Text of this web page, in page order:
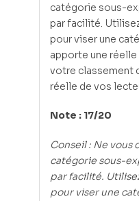
catégorie sous-
par facilité.
pour viser une
apporte une
votre classement
réelle de vos
Note : 17/20
Conseil : Ne vous
catégorie sous-
par facilité.
pour viser une